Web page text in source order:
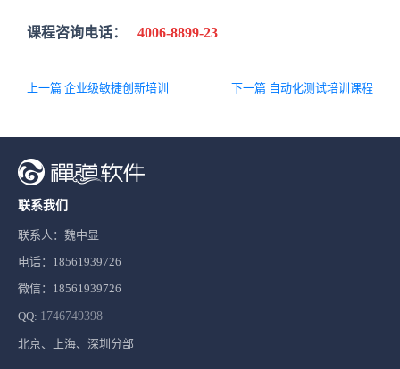
课程咨询电话： 4006-8899-23
上一篇 企业级敏捷创新培训 下一篇 自动化测试培训课程
联系我们
联系人：魏中显
电话：18561939726
微信：18561939726
QQ: 1746749398
北京、上海、深圳分部